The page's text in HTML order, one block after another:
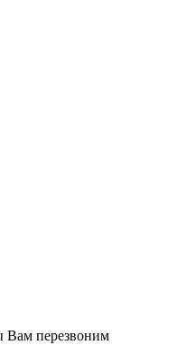
Вам перезвоним